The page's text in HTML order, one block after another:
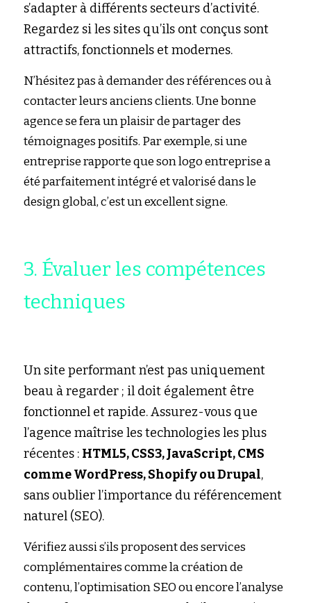
s’adapter à différents secteurs d’activité.
Regardez si les sites qu’ils ont conçus sont
attractifs, fonctionnels et modernes.
N’hésitez pas à demander des références ou à
contacter leurs anciens clients. Une bonne
agence se fera un plaisir de partager des
témoignages positifs. Par exemple, si une
entreprise rapporte que son logo entreprise a
été parfaitement intégré et valorisé dans le
design global, c’est un excellent signe.
3. Évaluer les compétences
techniques
Un site performant n’est pas uniquement
beau à regarder ; il doit également être
fonctionnel et rapide. Assurez-vous que
l’agence maîtrise les technologies les plus
récentes : HTML5, CSS3, JavaScript, CMS
comme WordPress, Shopify ou Drupal,
sans oublier l’importance du référencement
naturel (SEO).
Vérifiez aussi s’ils proposent des services
complémentaires comme la création de
contenu, l’optimisation SEO ou encore l’analyse